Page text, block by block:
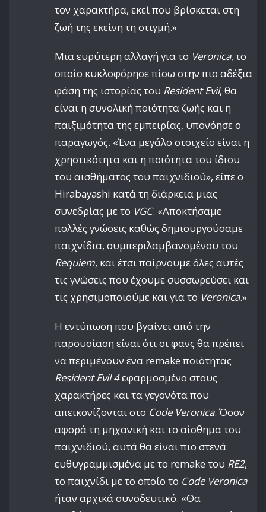
τον χαρακτήρα, εκεί που βρίσκεται στη
ζωή της εκείνη τη στιγμή.»
Μια ευρύτερη αλλαγή για το Veronica, το
οποίο κυκλοφόρησε πίσω στην πιο αδέξια
φάση της ιστορίας του Resident Evil, θα
είναι η συνολική ποιότητα ζωής και η
παιξιμότητα της εμπειρίας, υπονόησε ο
παραγωγός. «Ένα μεγάλο στοιχείο είναι η
χρηστικότητα και η ποιότητα του ίδιου
του αισθήματος του παιχνιδιού», είπε ο
Hirabayashi κατά τη διάρκεια μιας
συνεδρίας με το VGC. «Αποκτήσαμε
πολλές γνώσεις καθώς δημιουργούσαμε
παιχνίδια, συμπεριλαμβανομένου του
Requiem, και έτσι παίρνουμε όλες αυτές
τις γνώσεις που έχουμε συσσωρεύσει και
τις χρησιμοποιούμε και για το Veronica.»
Η εντύπωση που βγαίνει από την
παρουσίαση είναι ότι οι φανς θα πρέπει
να περιμένουν ένα remake ποιότητας
Resident Evil 4εφαρμοσμένο στους
χαρακτήρες και τα γεγονότα που
απεικονίζονται στο Code Veronica. Όσον
αφορά τη μηχανική και το αίσθημα του
παιχνιδιού, αυτά θα είναι πιο στενά
ευθυγραμμισμένα με το remake του RE2,
το παιχνίδι με το οποίο το Code Veronica
ήταν αρχικά συνοδευτικό. «Θα